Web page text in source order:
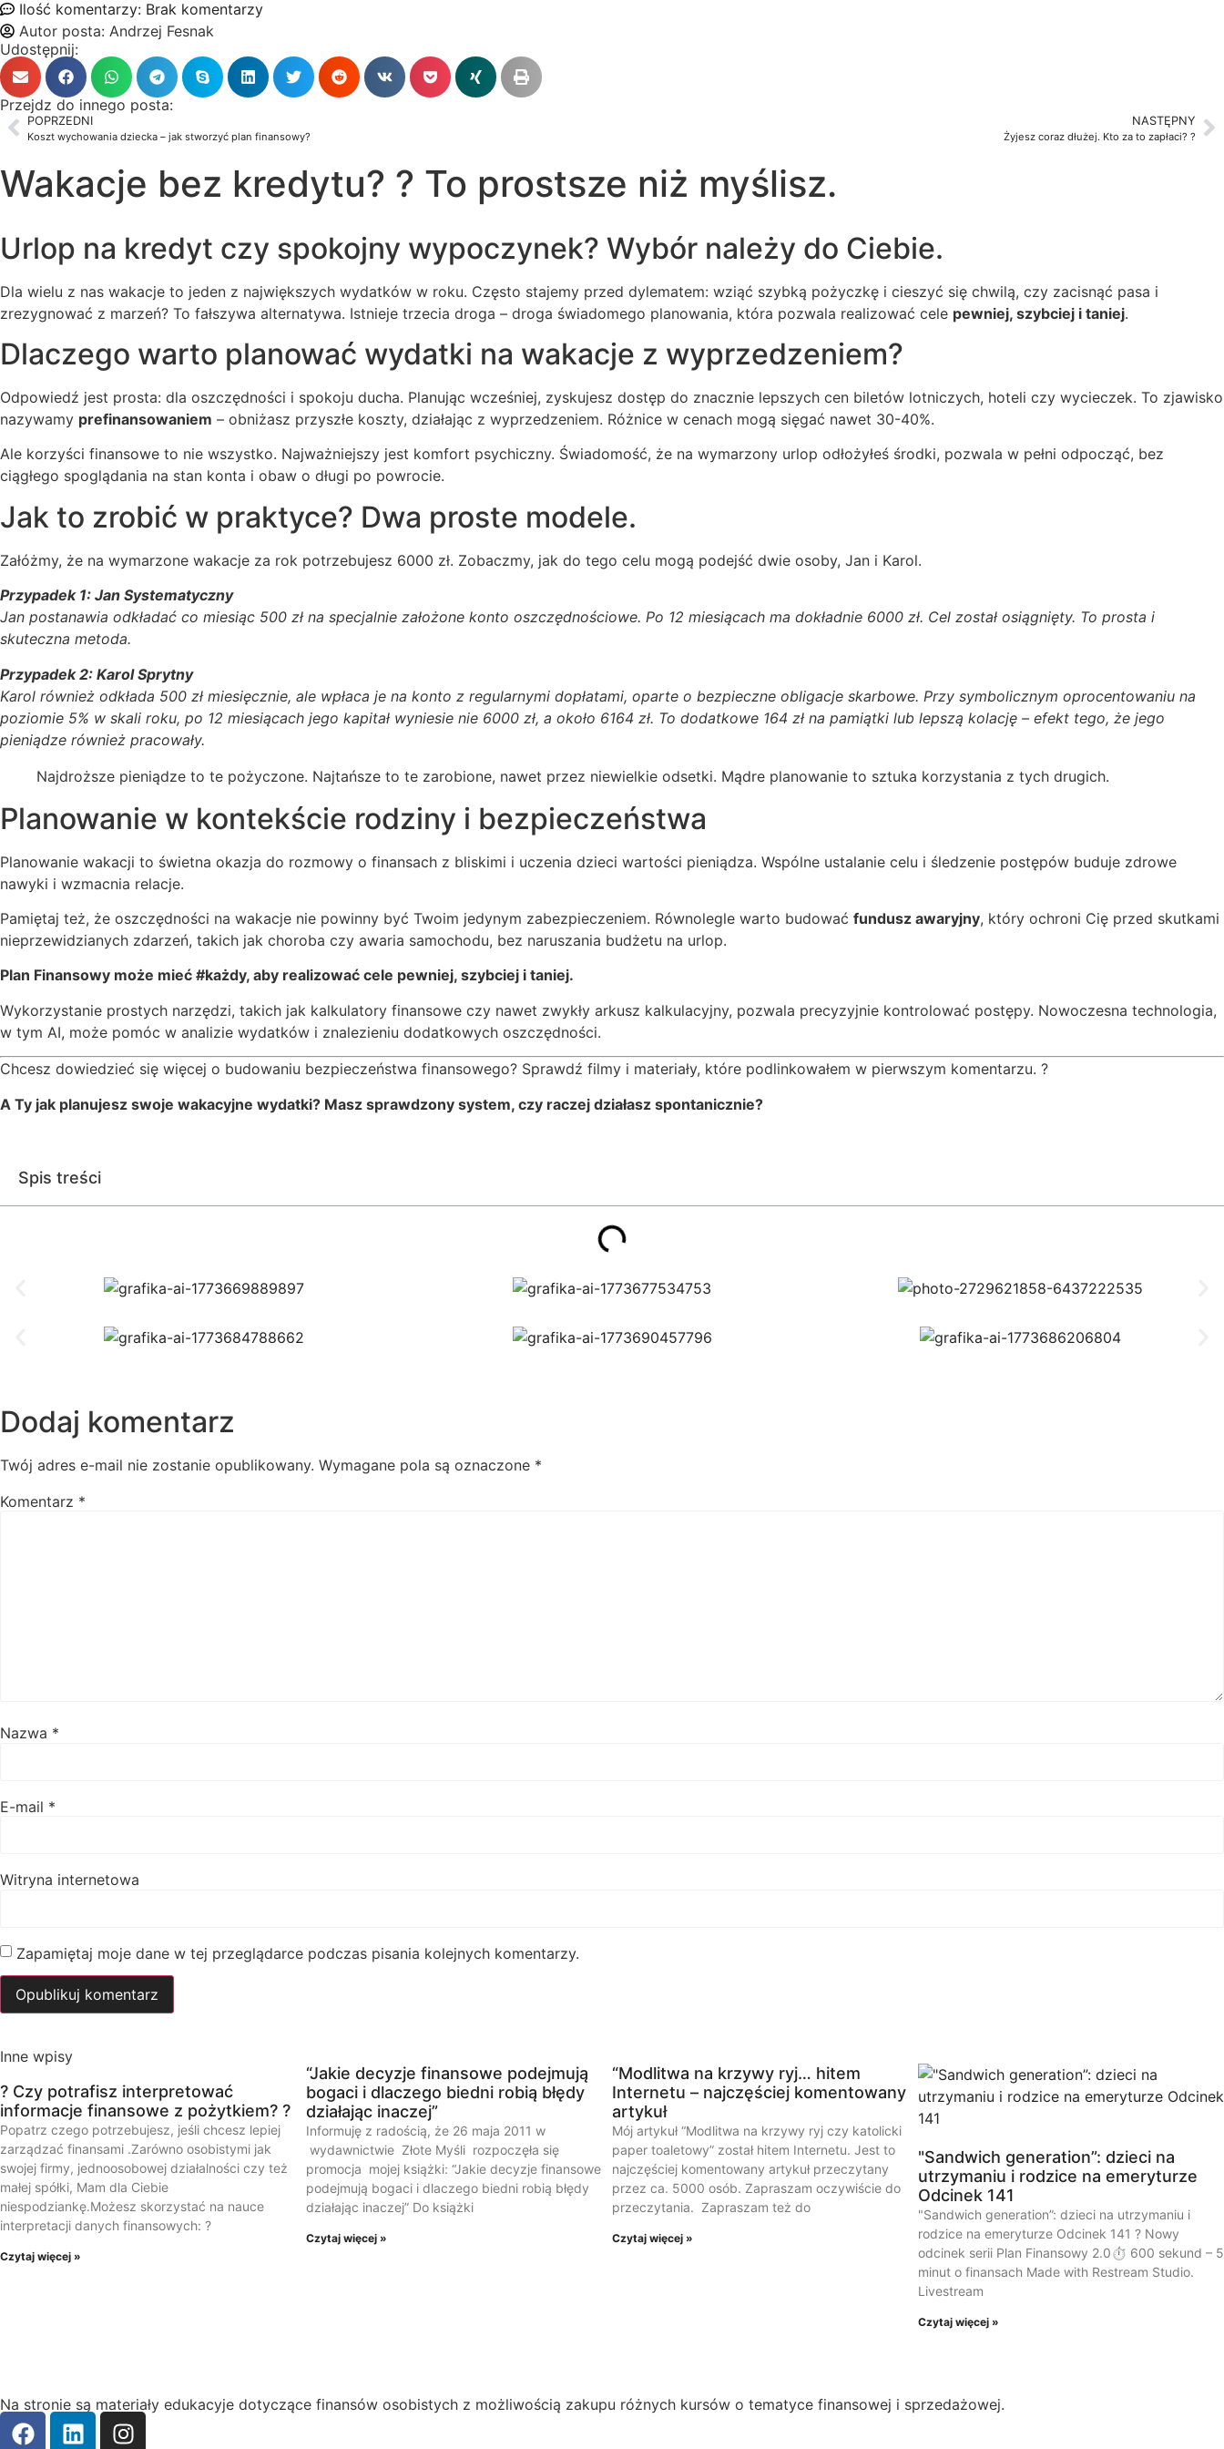
Ilość komentarzy: Brak komentarzy
Autor posta: Andrzej Fesnak
Udostępnij:
Przejdz do innego posta:
POPRZEDNI
Koszt wychowania dziecka – jak stworzyć plan finansowy?
NASTĘPNY
Żyjesz coraz dłużej. Kto za to zapłaci? ?
Wakacje bez kredytu? ?️ To prostsze niż myślisz.
Urlop na kredyt czy spokojny wypoczynek? Wybór należy do Ciebie.
Dla wielu z nas wakacje to jeden z największych wydatków w roku. Często stajemy przed dylematem: wziąć szybką pożyczkę i cieszyć się chwilą, czy zacisnąć pasa i
zrezygnować z marzeń? To fałszywa alternatywa. Istnieje trzecia droga – droga świadomego planowania, która pozwala realizować cele pewniej, szybciej i taniej.
Dlaczego warto planować wydatki na wakacje z wyprzedzeniem?
Odpowiedź jest prosta: dla oszczędności i spokoju ducha. Planując wcześniej, zyskujesz dostęp do znacznie lepszych cen biletów lotniczych, hoteli czy wycieczek. To zjawisko
nazywamy prefinansowaniem – obniżasz przyszłe koszty, działając z wyprzedzeniem. Różnice w cenach mogą sięgać nawet 30-40%.
Ale korzyści finansowe to nie wszystko. Najważniejszy jest komfort psychiczny. Świadomość, że na wymarzony urlop odłożyłeś środki, pozwala w pełni odpocząć, bez
ciągłego spoglądania na stan konta i obaw o długi po powrocie.
Jak to zrobić w praktyce? Dwa proste modele.
Załóżmy, że na wymarzone wakacje za rok potrzebujesz 6000 zł. Zobaczmy, jak do tego celu mogą podejść dwie osoby, Jan i Karol.
Przypadek 1: Jan Systematyczny
Jan postanawia odkładać co miesiąc 500 zł na specjalnie założone konto oszczędnościowe. Po 12 miesiącach ma dokładnie 6000 zł. Cel został osiągnięty. To prosta i
skuteczna metoda.
Przypadek 2: Karol Sprytny
Karol również odkłada 500 zł miesięcznie, ale wpłaca je na konto z regularnymi dopłatami, oparte o bezpieczne obligacje skarbowe. Przy symbolicznym oprocentowaniu na
poziomie 5% w skali roku, po 12 miesiącach jego kapitał wyniesie nie 6000 zł, a około 6164 zł. To dodatkowe 164 zł na pamiątki lub lepszą kolację – efekt tego, że jego
pieniądze również pracowały.
Najdroższe pieniądze to te pożyczone. Najtańsze to te zarobione, nawet przez niewielkie odsetki. Mądre planowanie to sztuka korzystania z tych drugich.
Planowanie w kontekście rodziny i bezpieczeństwa
Planowanie wakacji to świetna okazja do rozmowy o finansach z bliskimi i uczenia dzieci wartości pieniądza. Wspólne ustalanie celu i śledzenie postępów buduje zdrowe
nawyki i wzmacnia relacje.
Pamiętaj też, że oszczędności na wakacje nie powinny być Twoim jedynym zabezpieczeniem. Równolegle warto budować fundusz awaryjny, który ochroni Cię przed skutkami
nieprzewidzianych zdarzeń, takich jak choroba czy awaria samochodu, bez naruszania budżetu na urlop.
Plan Finansowy może mieć #każdy, aby realizować cele pewniej, szybciej i taniej.
Wykorzystanie prostych narzędzi, takich jak kalkulatory finansowe czy nawet zwykły arkusz kalkulacyjny, pozwala precyzyjnie kontrolować postępy. Nowoczesna technologia,
w tym AI, może pomóc w analizie wydatków i znalezieniu dodatkowych oszczędności.
Chcesz dowiedzieć się więcej o budowaniu bezpieczeństwa finansowego? Sprawdź filmy i materiały, które podlinkowałem w pierwszym komentarzu. ?
A Ty jak planujesz swoje wakacyjne wydatki? Masz sprawdzony system, czy raczej działasz spontanicznie?
Spis treści
Dodaj komentarz
Twój adres e-mail nie zostanie opublikowany. Wymagane pola są oznaczone *
Komentarz *
Nazwa *
E-mail *
Witryna internetowa
Zapamiętaj moje dane w tej przeglądarce podczas pisania kolejnych komentarzy.
Inne wpisy
? Czy potrafisz interpretować
informacje finansowe z pożytkiem? ?
Popatrz czego potrzebujesz, jeśli chcesz lepiej
zarządzać finansami .Zarówno osobistymi jak
swojej firmy, jednoosobowej działalności czy też
małej spółki, Mam dla Ciebie
niespodziankę.Możesz skorzystać na nauce
interpretacji danych finansowych: ?
Czytaj więcej »
“Jakie decyzje finansowe podejmują
bogaci i dlaczego biedni robią błędy
działając inaczej”
Informuję z radością, że 26 maja 2011 w
wydawnictwie Złote Myśli rozpoczęła się
promocja mojej książki: “Jakie decyzje finansowe
podejmują bogaci i dlaczego biedni robią błędy
działając inaczej” Do książki
Czytaj więcej »
“Modlitwa na krzywy ryj… hitem
Internetu – najczęściej komentowany
artykuł
Mój artykuł “Modlitwa na krzywy ryj czy katolicki
paper toaletowy” został hitem Internetu. Jest to
najczęściej komentowany artykuł przeczytany
przez ca. 5000 osób. Zapraszam oczywiście do
przeczytania. Zapraszam też do
Czytaj więcej »
"Sandwich generation”: dzieci na
utrzymaniu i rodzice na emeryturze
Odcinek 141
"Sandwich generation”: dzieci na utrzymaniu i
rodzice na emeryturze Odcinek 141 ? Nowy
odcinek serii Plan Finansowy 2.0⏱️ 600 sekund – 5
minut o finansach Made with Restream Studio.
Livestream
Czytaj więcej »
Na stronie są materiały edukacyje dotyczące finansów osobistych z możliwością zakupu różnych kursów o tematyce finansowej i sprzedażowej.